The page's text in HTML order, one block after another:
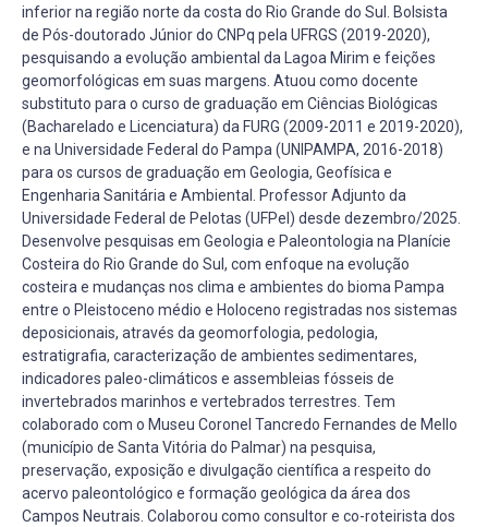
inferior na região norte da costa do Rio Grande do Sul. Bolsista
de Pós-doutorado Júnior do CNPq pela UFRGS (2019-2020),
pesquisando a evolução ambiental da Lagoa Mirim e feições
geomorfológicas em suas margens. Atuou como docente
substituto para o curso de graduação em Ciências Biológicas
(Bacharelado e Licenciatura) da FURG (2009-2011 e 2019-2020),
e na Universidade Federal do Pampa (UNIPAMPA, 2016-2018)
para os cursos de graduação em Geologia, Geofísica e
Engenharia Sanitária e Ambiental. Professor Adjunto da
Universidade Federal de Pelotas (UFPel) desde dezembro/2025.
Desenvolve pesquisas em Geologia e Paleontologia na Planície
Costeira do Rio Grande do Sul, com enfoque na evolução
costeira e mudanças nos clima e ambientes do bioma Pampa
entre o Pleistoceno médio e Holoceno registradas nos sistemas
deposicionais, através da geomorfologia, pedologia,
estratigrafia, caracterização de ambientes sedimentares,
indicadores paleo-climáticos e assembleias fósseis de
invertebrados marinhos e vertebrados terrestres. Tem
colaborado com o Museu Coronel Tancredo Fernandes de Mello
(município de Santa Vitória do Palmar) na pesquisa,
preservação, exposição e divulgação científica a respeito do
acervo paleontológico e formação geológica da área dos
Campos Neutrais. Colaborou como consultor e co-roteirista dos